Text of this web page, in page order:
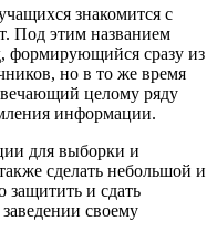
знакомится с
Под этим названием
формирующийся сразу из
но в то же время
целому ряду
информации.
для выборки и
сделать небольшой и
защитить и сдать
своему